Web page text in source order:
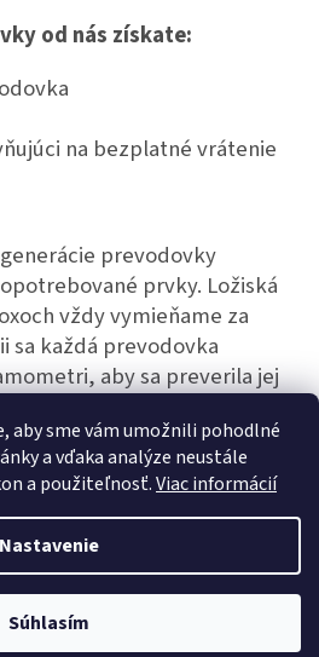
aby sme vám umožnili pohodlné
a vďaka analýze neustále
a použiteľnosť.Viac informácií
Nastavenie
Súhlasím
od nás získate:
na bezplatné vrátenie
prevodovky
prvky. Ložiská
vždy vymieňame za
sa každá prevodovka
aby sa preverila jej
Vytvoril Shoptet
. Všetky práva vyhradené.